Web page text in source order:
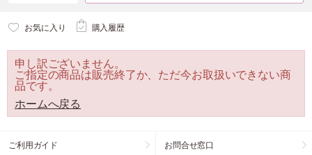
お気に入り 購入履歴
申し訳ございません。
ご指定の商品は販売終了か、ただ今お取扱いできない商
品です。
ホームへ戻る
ご利用ガイド お問合せ窓口